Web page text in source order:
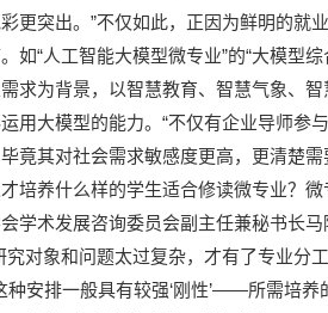
更突出。”不仅如此，正因为鲜明的就
如“人工智能大模型微专业”的“大模型
求为背景，以智慧教育、智慧气象、
用大模型的能力。“不仅有企业导师参
竟其对社会需求敏感度更高，更清楚
培养什么样的学生适合修读微专业？微
学术发展咨询委员会副主任兼秘书长
对象和问题太过复杂，才有了专业分
种安排一般具有较强‘刚性’——所需培